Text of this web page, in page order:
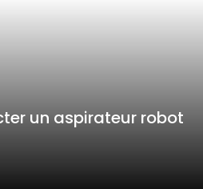
un aspirateur robot